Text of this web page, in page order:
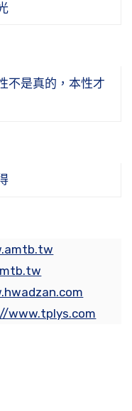
補償來的時候，
六集）
沒有感應，修行
常重要，如果沒
裡面燈明被滅掉
比能大師高多
人有善願，天必
成就了。
了。所以佛法是
頭沒有高下，智
他，念念不忘這
我們中國人在家
觀音菩薩；看到
要作阿彌陀佛。
們，要向佛菩薩
無量無邊就在此
但沒有功德還有
法是破迷開悟
，這就錯了。
多，太多了容易
，於是就與人結
一句佛」，你說
佛；不管人家給
這個好，心平氣
阿彌陀佛之外，
能往生、才能成
在經文裡面，那
所以古人講，
」。為什麼？佛
你練功夫的時
堂是非人我，伏
所以這一點，我
在講非常方便，
住坐臥都可以
下來你就繼續
句佛號念到底，
掉。如何才能念
，放不下難了。
什麼都是空的，
土的人向他提
散亂、妄念很
在講非常方便，
下來你就繼續
句佛號念到底，
，他在恐怖災難
他。無畏布施最
我接受章嘉大師
不是真的，本性才
www.tplys.com